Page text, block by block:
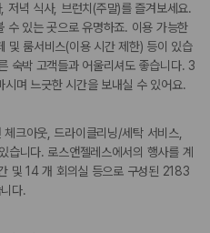
녁 식사, 브런치(주말)를 즐겨보세요.
수 있는 곳으로 유명하죠. 이용 가능한
및 룸서비스(이용 시간 제한) 등이 있습
숙박 고객들과 어울리셔도 좋습니다. 3
며 느긋한 시간을 보내실 수 있어요.
크아웃, 드라이클리닝/세탁 서비스,
니다. 로스앤젤레스에서의 행사를 계
및 14 개 회의실 등으로 구성된 2183
다.